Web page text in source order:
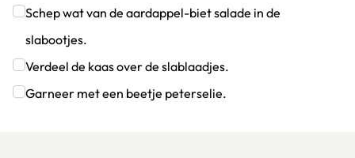
Klik om dit selectievakje aan te vinken
Schep wat van de aardappel-biet salade in de
slabootjes.
Klik om dit selectievakje aan te vinken
Verdeel de kaas over de slablaadjes.
Klik om dit selectievakje aan te vinken
Garneer met een beetje peterselie.